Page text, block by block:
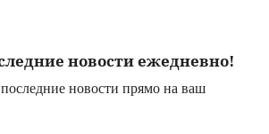
новости ежедневно!
новости прямо на ваш